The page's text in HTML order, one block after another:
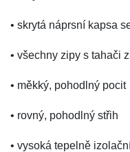
• skrytá náprsní kapsa
• všechny zipy s tahači
• měkký, pohodlný pocit
• rovný, pohodlný střih
• vysoká tepelně